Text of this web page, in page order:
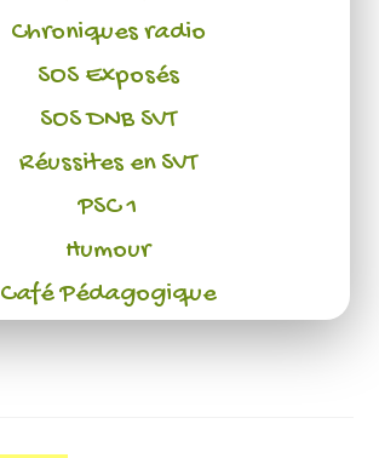
Chroniques radio
SOS Exposés
SOS DNB SVT
Réussites en SVT
PSC 1
Humour
Café Pédagogique